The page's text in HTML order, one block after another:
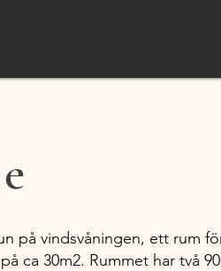
på vindsvåningen, ett rum
ca 30m2. Rummet har två